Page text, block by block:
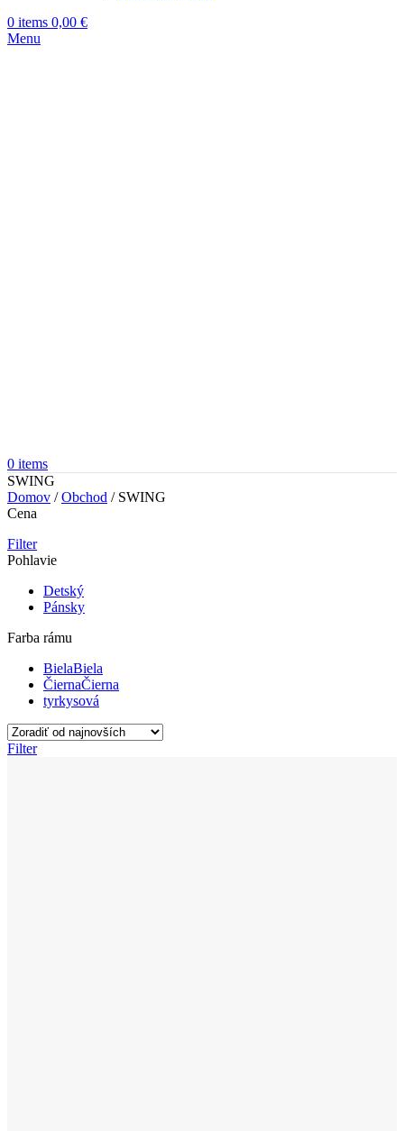
0 items 0,00 €
Menu
0 items
SWING
Domov /Obchod / SWING
Cena
Filter
Pohlavie
Detský
Pánsky
Farba rámu
BielaBiela
ČiernaČierna
tyrkysová
Filter